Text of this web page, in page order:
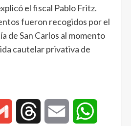
el fiscal Pablo Fritz.
fueron recogidos por el
de San Carlos al momento
cautelar privativa de
Gmail Threads Email